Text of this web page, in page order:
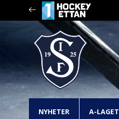
NYHETER A-LAGET